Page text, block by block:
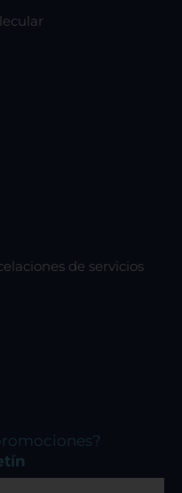
de servicios